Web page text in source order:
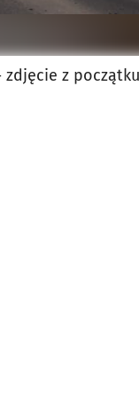
zdjęcie z